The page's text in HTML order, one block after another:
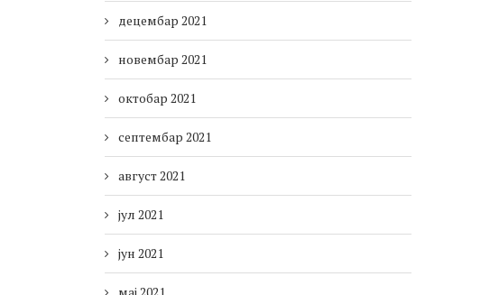
децембар 2021
новембар 2021
октобар 2021
септембар 2021
август 2021
јул 2021
јун 2021